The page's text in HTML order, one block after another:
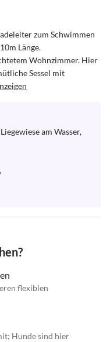
zum Schwimmen
Länge.
Wohnzimmer. Hier
Sessel mit
am Wasser,
flexiblen
Hunde sind hier